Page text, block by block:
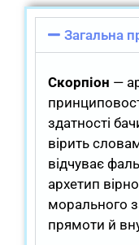
Загальна
Скорпіон —
здатності
вірить
відчуває
архетип
морального
прямоти й